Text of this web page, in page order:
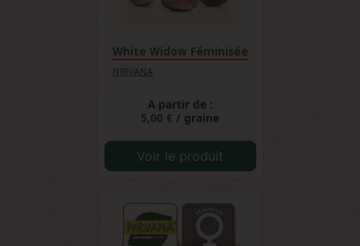
White Widow Féminisée
NIRVANA
A partir de :
5,00 € / graine
Voir le produit